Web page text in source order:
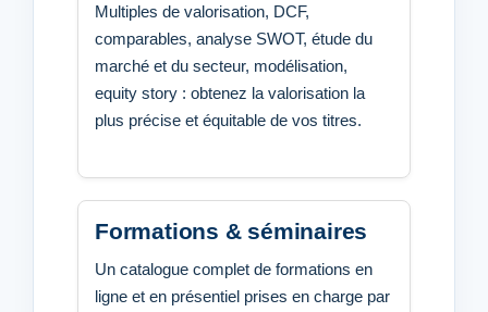
Multiples de valorisation, DCF,
comparables, analyse SWOT, étude du
marché et du secteur, modélisation,
equity story : obtenez la valorisation la
plus précise et équitable de vos titres.
Formations & séminaires
Un catalogue complet de formations en
ligne et en présentiel prises en charge par